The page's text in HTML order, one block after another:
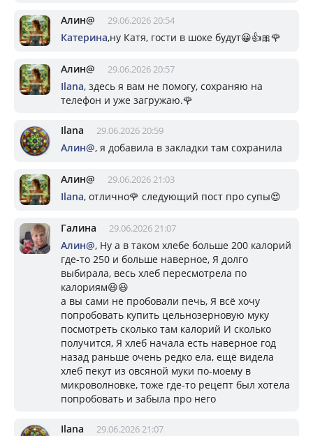
Алин@ 29.06.2026 20:54
Катерина,ну Катя, гости в шоке будут😀👍🎀🌹
Алин@ 29.06.2026 20:57
Ilana, здесь я вам не помогу, сохраняю на
телефон и уже загружаю.🌹
Ilana 29.06.2026 20:59
Алин@, я добавила в закладки там сохранила
Алин@ 29.06.2026 21:03
Ilana, отлично🌹 следующий пост про супы😍
Галина 29.06.2026 21:07
Алин@, Ну а в таком хлебе больше 200 калорий
где-то 250 и больше наверное, Я долго
выбирала, весь хлеб пересмотрела по
калориям😃😃
а вы сами не пробовали печь, Я всё хочу
попробовать купить цельнозерновую муку
посмотреть сколько там калорий И сколько
получится, Я хлеб начала есть наверное год
назад раньше очень редко ела, ещё видела
хлеб пекут из овсяной муки по-моему в
микроволновке, тоже где-то рецепт был хотела
попробовать и забыла про него
Ilana 29.06.2026 21:07